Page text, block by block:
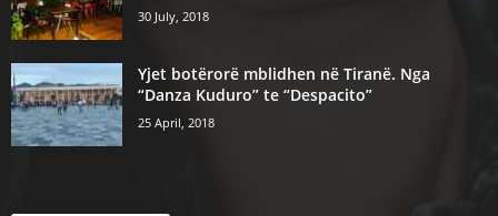
30 July, 2018
Yjet botërorë mblidhen në Tiranë. Nga
“Danza Kuduro” te “Despacito”
25 April, 2018